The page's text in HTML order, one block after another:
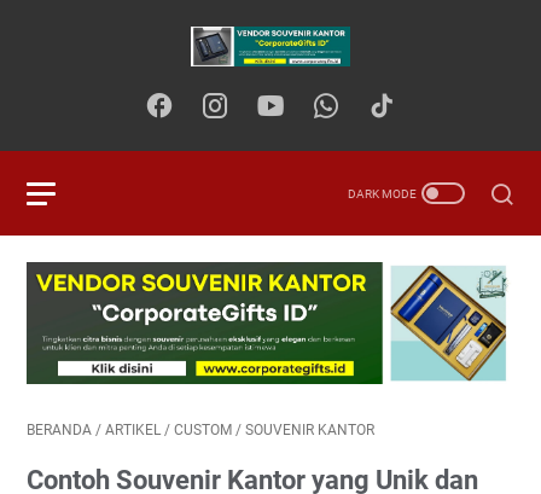
BERANDA / ARTIKEL / CUSTOM / SOUVENIR KANTOR
Contoh Souvenir Kantor yang Unik dan